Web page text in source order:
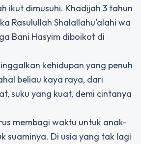
ikut dimusuhi. Khadijah 3 tahun
Rasulullah Shalallahu'alahi wa
Bani Hasyim diboikot di
kehidupan yang penuh
beliau kaya raya, dari
suku yang kuat, demi cintanya
membagi waktu untuk anak-
suaminya. Di usia yang tak lagi